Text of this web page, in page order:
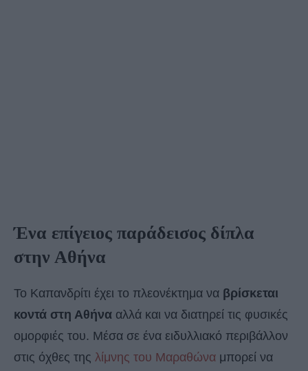
Ένα επίγειος παράδεισος δίπλα
στην Αθήνα
Το Καπανδρίτι έχει το πλεονέκτημα να βρίσκεται
κοντά στη Αθήνα αλλά και να διατηρεί τις φυσικές
ομορφιές του. Μέσα σε ένα ειδυλλιακό περιβάλλον
στις όχθες της λίμνης του Μαραθώνα μπορεί να